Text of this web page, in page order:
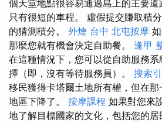
個天堂地點很容易通過島上的主要
只有很短的車程。 虛假提交賺取積
的猜測積分。 外燴 台中 北屯按摩
那麼您就有機會決定自助餐。 逢甲
在這種情況下，您可以從自助服務
擇（即，沒有等待服務員）。 搜索
移民獲得卡塔爾土地所有權，但在
地區下降了。 按摩課程 如果對您來
地了解目標國家的文化，包括您的